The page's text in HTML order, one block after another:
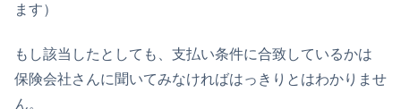
ます）
もし該当したとしても、支払い条件に合致しているかは
保険会社さんに聞いてみなければはっきりとはわかりませ
ん。